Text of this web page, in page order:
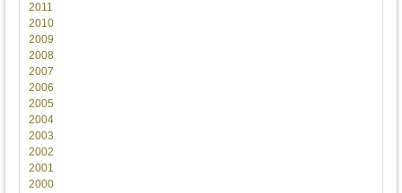
2011
2010
2009
2008
2007
2006
2005
2004
2003
2002
2001
2000